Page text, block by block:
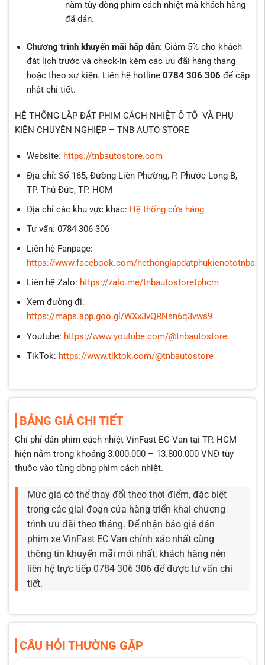
năm tùy dòng phim cách nhiệt mà khách hàng
đã dán.
Chương trình khuyến mãi hấp dẫn: Giảm 5% cho khách
đặt lịch trước và check-in kèm các ưu đãi hàng tháng
hoặc theo sự kiện. Liên hệ hotline 0784 306 306 để cập
nhật chi tiết.
HỆ THỐNG LẮP ĐẶT PHIM CÁCH NHIỆT Ô TÔ VÀ PHỤ
KIỆN CHUYÊN NGHIỆP – TNB AUTO STORE
Website: https://tnbautostore.com
Địa chỉ: Số 165, Đường Liên Phường, P. Phước Long B,
TP. Thủ Đức, TP. HCM
Địa chỉ các khu vực khác: Hệ thống cửa hàng
Tư vấn: 0784 306 306
Liên hệ Fanpage:
https://www.facebook.com/
Liên hệ Zalo: https://zalo.me/tnbautostoretphcm
Xem đường đi:
https://maps.app.goo.gl/WXx3vQRNsn6q3vws9
Youtube: https://www.youtube.com/@tnbautostore
TikTok: https://www.tiktok.com/@tnbautostore
BẢNG GIÁ CHI TIẾT
Chi phí dán phim cách nhiệt VinFast EC Van tại TP. HCM
hiện nằm trong khoảng 3.000.000 – 13.800.000 VNĐ tùy
thuộc vào từng dòng phim cách nhiệt.
Mức giá có thể thay đổi theo thời điểm, đặc biệt
trong các giai đoạn cửa hàng triển khai chương
trình ưu đãi theo tháng. Để nhận báo giá dán
phim xe VinFast EC Van chính xác nhất cùng
thông tin khuyến mãi mới nhất, khách hàng nên
liên hệ trực tiếp 0784 306 306 để được tư vấn chi
tiết.
CÂU HỎI THƯỜNG GẶP